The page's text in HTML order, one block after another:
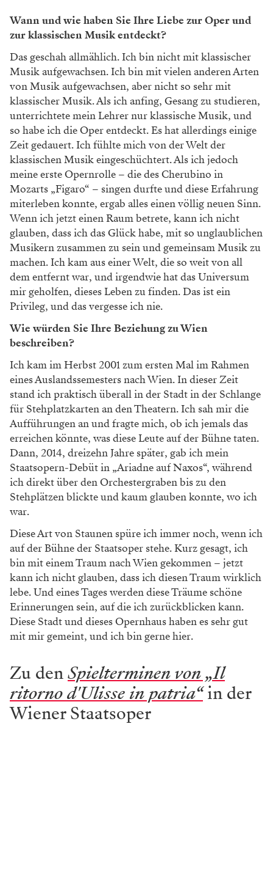
Wann und wie haben Sie Ihre Liebe zur Oper und
zur klassischen Musik entdeckt?
Das geschah allmählich. Ich bin nicht mit klassischer
Musik aufgewachsen. Ich bin mit vielen anderen Arten
von Musik aufgewachsen, aber nicht so sehr mit
klassischer Musik. Als ich anfing, Gesang zu studieren,
unterrichtete mein Lehrer nur klassische Musik, und
so habe ich die Oper entdeckt. Es hat allerdings einige
Zeit gedauert. Ich fühlte mich von der Welt der
klassischen Musik eingeschüchtert. Als ich jedoch
meine erste Opernrolle – die des Cherubino in
Mozarts „Figaro“ – singen durfte und diese Erfahrung
miterleben konnte, ergab alles einen völlig neuen Sinn.
Wenn ich jetzt einen Raum betrete, kann ich nicht
glauben, dass ich das Glück habe, mit so unglaublichen
Musikern zusammen zu sein und gemeinsam Musik zu
machen. Ich kam aus einer Welt, die so weit von all
dem entfernt war, und irgendwie hat das Universum
mir geholfen, dieses Leben zu finden. Das ist ein
Privileg, und das vergesse ich nie.
Wie würden Sie Ihre Beziehung zu Wien
beschreiben?
Ich kam im Herbst 2001 zum ersten Mal im Rahmen
eines Auslandssemesters nach Wien. In dieser Zeit
stand ich praktisch überall in der Stadt in der Schlange
für Stehplatzkarten an den Theatern. Ich sah mir die
Aufführungen an und fragte mich, ob ich jemals das
erreichen könnte, was diese Leute auf der Bühne taten.
Dann, 2014, dreizehn Jahre später, gab ich mein
Staatsopern-Debüt in „Ariadne auf Naxos“, während
ich direkt über den Orchestergraben bis zu den
Stehplätzen blickte und kaum glauben konnte, wo ich
war.
Diese Art von Staunen spüre ich immer noch, wenn ich
auf der Bühne der Staatsoper stehe. Kurz gesagt, ich
bin mit einem Traum nach Wien gekommen – jetzt
kann ich nicht glauben, dass ich diesen Traum wirklich
lebe. Und eines Tages werden diese Träume schöne
Erinnerungen sein, auf die ich zurückblicken kann.
Diese Stadt und dieses Opernhaus haben es sehr gut
mit mir gemeint, und ich bin gerne hier.
Zu denSpielterminen von „Il
ritorno d'Ulisse in patria“in der
Wiener Staatsoper